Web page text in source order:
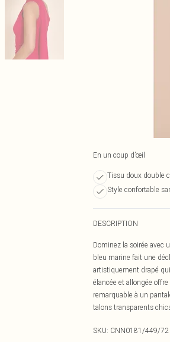
En un coup d’œil
Tissu doux double
Style confortable
DESCRIPTION
Dominez la soirée avec
bleu marine fait une
artistiquement drapé
élancée et allongée
remarquable à un
talons transparents
SKU: CNN0181/449/72